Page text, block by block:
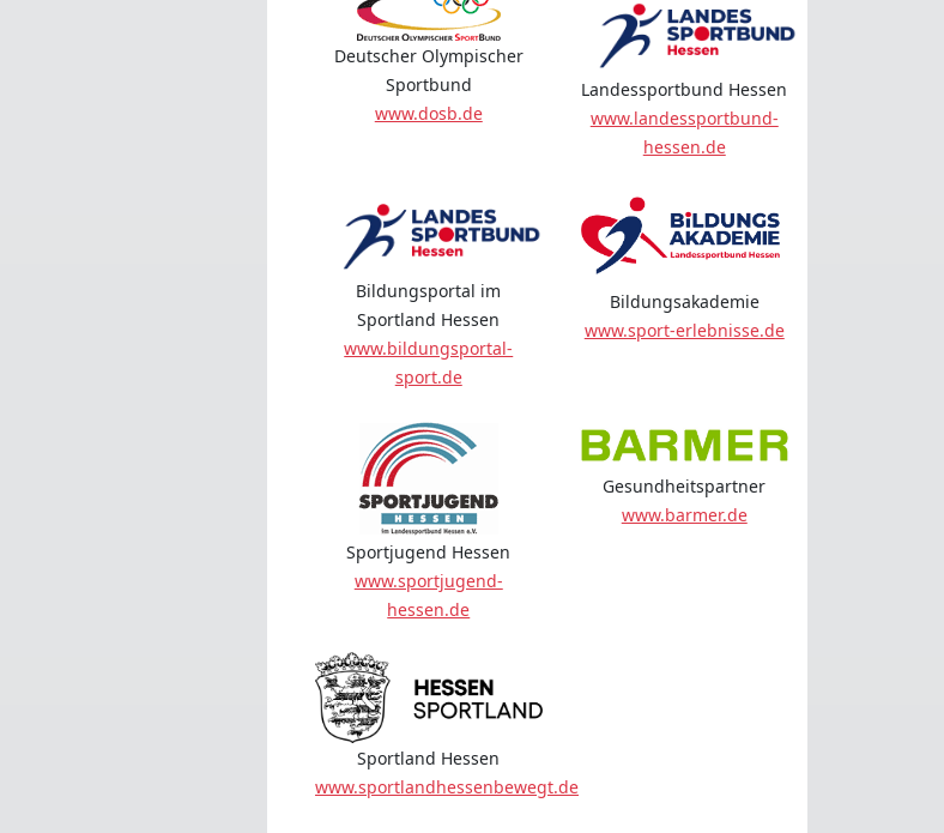
Deutscher Olympischer
Sportbund
www.dosb.de
Landessportbund Hessen
www.landessportbund-
hessen.de
Bildungsportal im
Sportland Hessen
www.bildungsportal-
sport.de
Bildungsakademie
www.sport-erlebnisse.de
Sportjugend Hessen
www.sportjugend-
hessen.de
Gesundheitspartner
www.barmer.de
Sportland Hessen
www.sportlandhessenbewegt.de